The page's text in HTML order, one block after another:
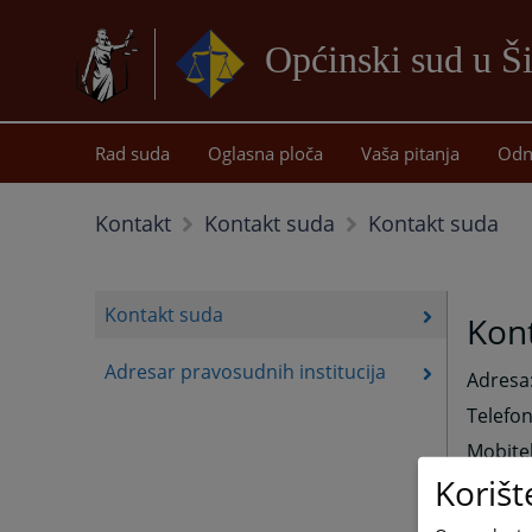
Općinski sud u
Rad suda Oglasna ploča Vaša pitanja
Kontakt Kontakt suda Kontakt suda
Kontakt suda
Adresar pravosudnih institucija